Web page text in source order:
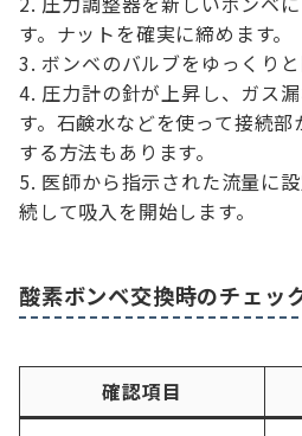
す。ナットを確実に締めます。
ボンベのバルブをゆっくりと
圧力計の針が上昇し、ガス
す。石鹸水などを使って接続
する方法もあります。
医師から指示された流量に
続して吸入を開始します。
酸素ボンベ交換時のチェッ
確認項目